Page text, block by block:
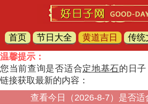
首页 节日大全 黄道吉日 传统
温馨提示：
您当前查询是否适合定地基石的日
链接获取最新的内容：
查看今日（2026-8-7）是否适